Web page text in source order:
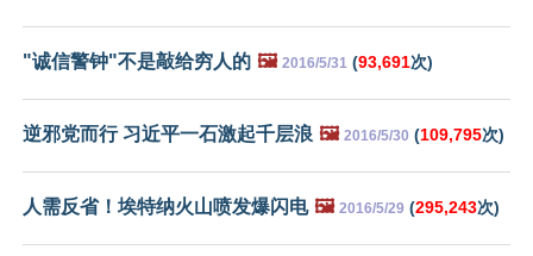
"诚信警钟"不是敲给穷人的 🖼️ 2016/5/31 (93,691次)
逆邪党而行 习近平一石激起千层浪 🖼️ 2016/5/30 (109,795次)
人需反省！埃特纳火山喷发爆闪电 🖼️ 2016/5/29 (295,243次)